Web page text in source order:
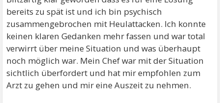
bereits zu spät ist und ich bin psychisch
zusammengebrochen mit Heulattacken. Ich konnte
keinen klaren Gedanken mehr fassen und war total
verwirrt über meine Situation und was überhaupt
noch möglich war. Mein Chef war mit der Situation
sichtlich überfordert und hat mir empfohlen zum
Arzt zu gehen und mir eine Auszeit zu nehmen.